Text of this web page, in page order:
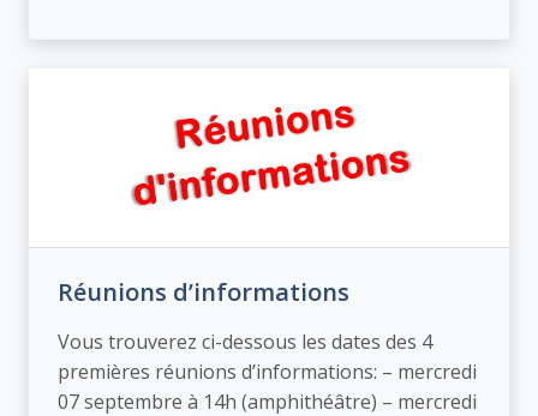
Réunions d’informations
Vous trouverez ci-dessous les dates des 4
premières réunions d’informations: – mercredi
07 septembre à 14h (amphithéâtre) – mercredi